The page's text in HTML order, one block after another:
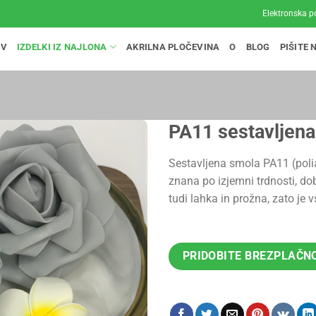
Elektronska
IZDELKI IZ NAJLONA AKRILNA PLOČEVINA O BLOG PIŠITE
PA11
Sestavljena smola PA11
znana po izjemni trdnosti,
tudi lahka in prožna, zato je
PRIDOBITE